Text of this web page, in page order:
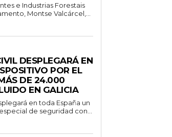
e Industrias Forestais
Montse Valcárcel,...
DESPLEGARÁ EN
POR EL
DE 24.000
EN GALICIA
en toda España un
de seguridad con...